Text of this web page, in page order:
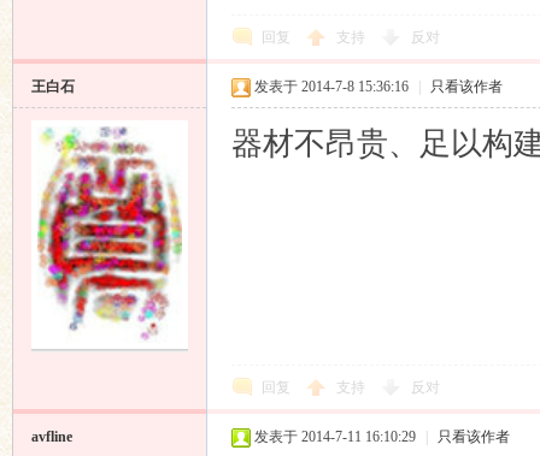
回复 支持 反对
王白石 发表于 2014-7-8 15:36:16 只看该作者
器材不昂贵、足以构
回复 支持 反对
avfline 发表于 2014-7-11 16:10:29 只看该作者